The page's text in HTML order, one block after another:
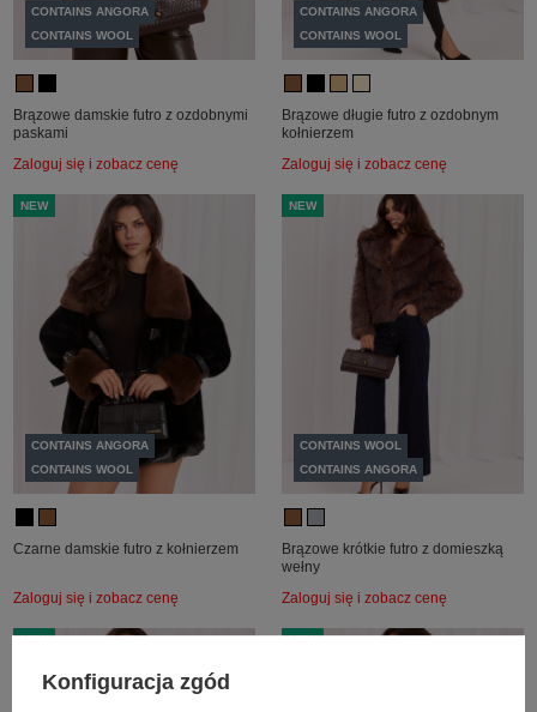
CONTAINS ANGORA
CONTAINS WOOL
Brązowe damskie futro z ozdobnymi
paskami
Zaloguj się i zobacz cenę
CONTAINS ANGORA
CONTAINS WOOL
Brązowe długie futro z ozdobnym
kołnierzem
Zaloguj się i zobacz cenę
NEW
CONTAINS ANGORA
CONTAINS WOOL
Czarne damskie futro z kołnierzem
Zaloguj się i zobacz cenę
NEW
CONTAINS WOOL
CONTAINS ANGORA
Brązowe krótkie futro z domieszką
wełny
Zaloguj się i zobacz cenę
NEW NEW
Konfiguracja zgód